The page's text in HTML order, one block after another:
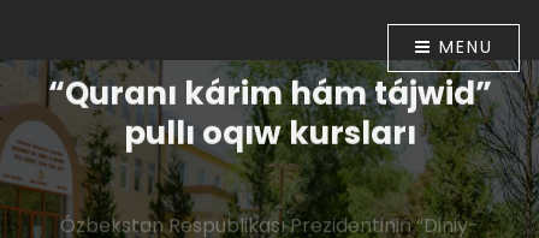
MENU
“Quranı kárim hám tájwid”
pullı oqıw kursları
Ózbekstan Respublikası Prezidentiniń “Diniy-
aǵartıwshılıq tarawınıń jumısın túpkilikli jetilistiriw